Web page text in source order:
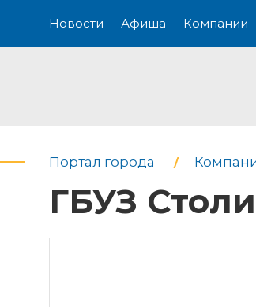
Новости Афиша Компании
Портал города
ГБУЗ